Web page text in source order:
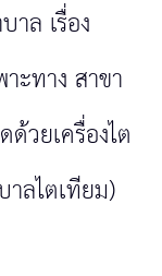
ล เรื่อง
ะทาง สาขา
วยเครื่องไต
ลไตเทียม)